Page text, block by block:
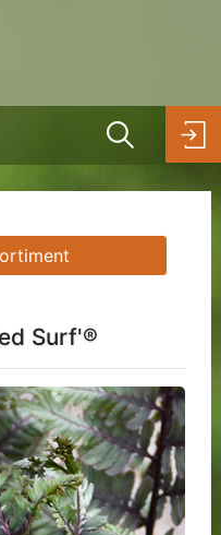
Surf'®